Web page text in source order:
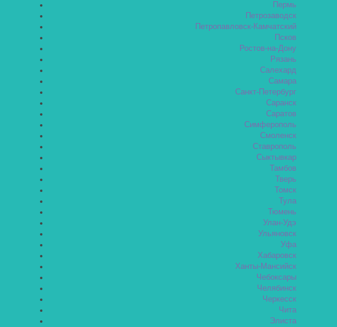
Пермь
Петрозаводск
Петропавловск-Камчатский
Псков
Ростов-на-Дону
Рязань
Салехард
Самара
Санкт-Петербург
Саранск
Саратов
Симферополь
Смоленск
Ставрополь
Сыктывкар
Тамбов
Тверь
Томск
Тула
Тюмень
Улан-Удэ
Ульяновск
Уфа
Хабаровск
Ханты-Мансийск
Чебоксары
Челябинск
Черкесск
Чита
Элиста